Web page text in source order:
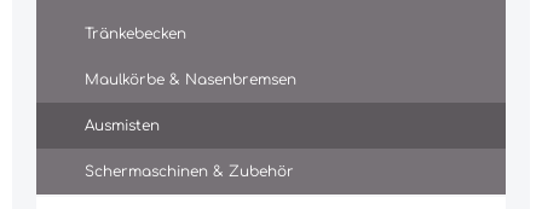
Tränkebecken
Maulkörbe & Nasenbremsen
Ausmisten
Schermaschinen & Zubehör